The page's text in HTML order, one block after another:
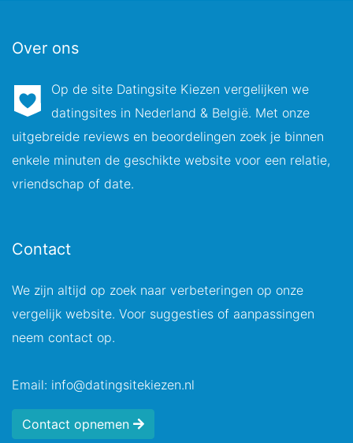
Over ons
Op de site Datingsite Kiezen vergelijken we
datingsites in Nederland & België. Met onze
uitgebreide reviews en beoordelingen zoek je binnen
enkele minuten de geschikte website voor een relatie,
vriendschap of date.
Contact
We zijn altijd op zoek naar verbeteringen op onze
vergelijk website. Voor suggesties of aanpassingen
neem contact op.
Email: info@datingsitekiezen.nl
Contact opnemen